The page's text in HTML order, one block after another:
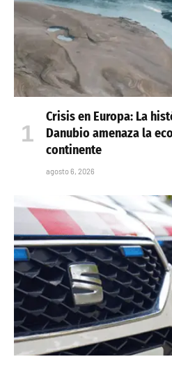
Crisis en Europa: La
Danubio amenaza la
continente
agosto 6, 2026